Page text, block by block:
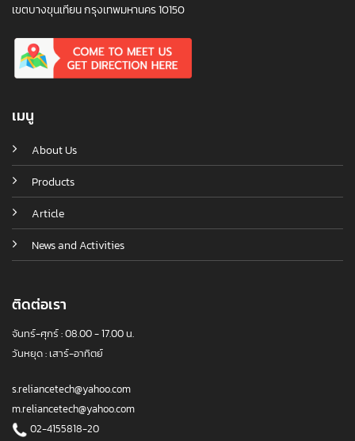
เมนู
About Us
Products
Article
News and Activities
ติดต่อเรา
จันทร์-ศุกร์ : 08.00 - 17.00 น.
วันหยุด : เสาร์-อาทิตย์
s.reliancetech@yahoo.com
m.reliancetech@yahoo.com
02-4155818-20
เขตบางขุนเทียน กรุงเทพมหานคร 10150